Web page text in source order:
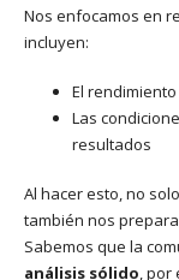
Nos enfocamos en
incluyen:
El
Las
resultados
Al hacer esto, no
también nos
Sabemos que la
análisis sólido, por